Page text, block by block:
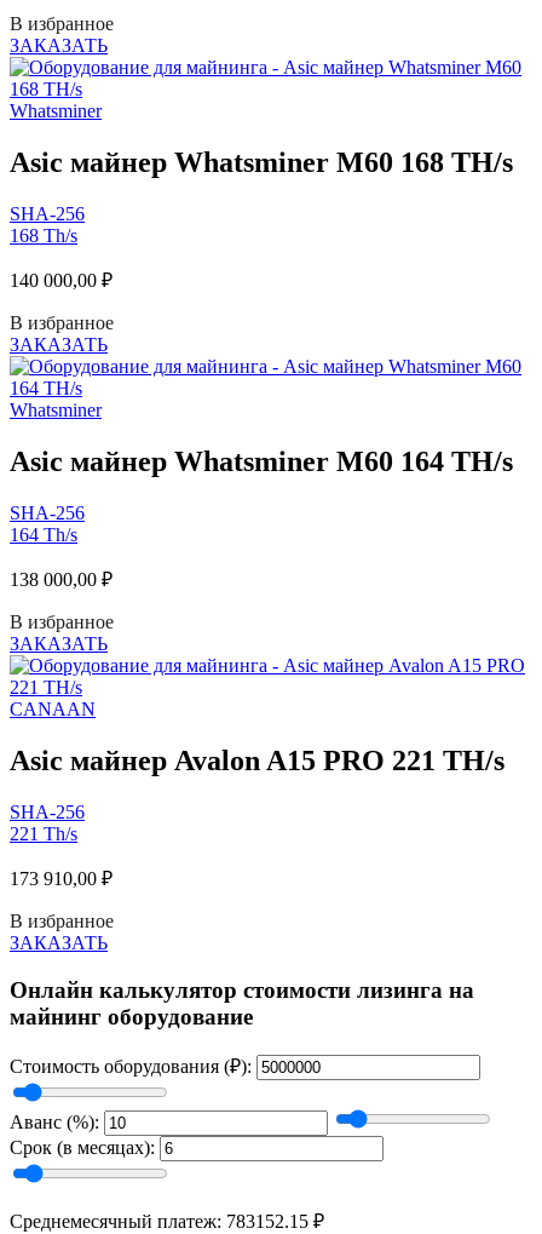
В избранное
ЗАКАЗАТЬ
Whatsminer
Asic майнер Whatsminer M60 168 TH/s
SHA-256
168 Th/s
140 000,00 ₽
В избранное
ЗАКАЗАТЬ
Whatsminer
Asic майнер Whatsminer M60 164 TH/s
SHA-256
164 Th/s
138 000,00 ₽
В избранное
ЗАКАЗАТЬ
CANAAN
Asic майнер Avalon A15 PRO 221 TH/s
SHA-256
221 Th/s
173 910,00 ₽
В избранное
ЗАКАЗАТЬ
Онлайн калькулятор стоимости лизинга на
майнинг оборудование
Стоимость оборудования (₽):
Аванс (%):
Срок (в месяцах):
Среднемесячный платеж: 783152.15 ₽